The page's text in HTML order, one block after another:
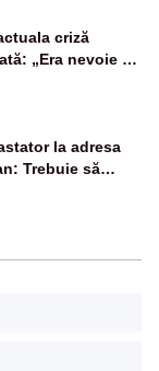
criză
„Era nevoie să
sanie”
la adresa
Trebuie să
șținem omaneii